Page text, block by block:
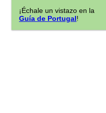
¡Échale un vistazo en la
Guía de Portugal!